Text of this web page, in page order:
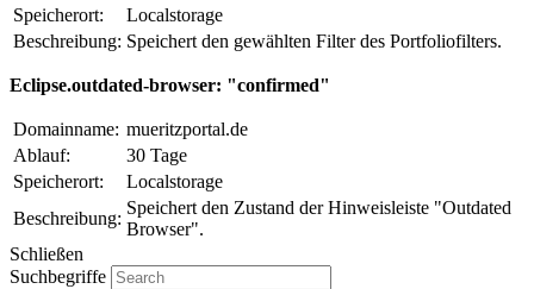
Speicherort:
Localstorage
Beschreibung: Speichert den gewählten Filter des Portfoliofilters.
Eclipse.outdated-browser: "confirmed"
Domainname: mueritzportal.de
Ablauf:
30 Tage
Speicherort:
Localstorage
Beschreibung:
Speichert den Zustand der Hinweisleiste "Outdated
Browser".
Schließen
Suchbegriffe